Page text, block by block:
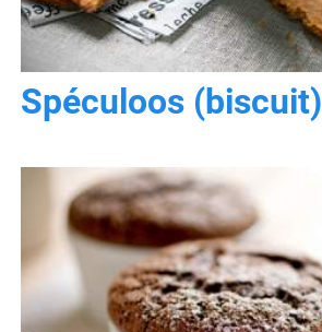
Spéculoos (biscuit)